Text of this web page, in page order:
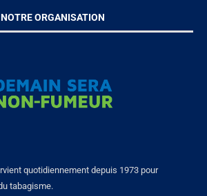
NOTRE ORGANISATION
quotidiennement depuis 1973 pour
tabagisme.